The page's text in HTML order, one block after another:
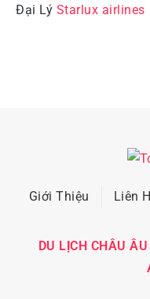
Đại Lý Starlux airlines
Giới Thiệu Liên
DU LỊCH CHÂU ÂU